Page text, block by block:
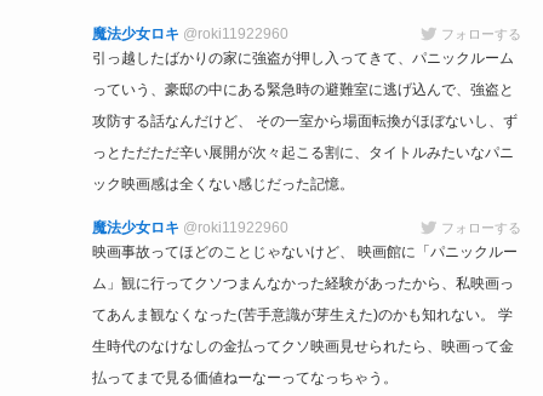
魔法少女ロキ @roki11922960 フォローする
引っ越したばかりの家に強盗が押し入ってきて、パニックルーム
っていう、豪邸の中にある緊急時の避難室に逃げ込んで、強盗と
攻防する話なんだけど、 その一室から場面転換がほぼないし、ず
っとただただ辛い展開が次々起こる割に、タイトルみたいなパニ
ック映画感は全くない感じだった記憶。
魔法少女ロキ @roki11922960 フォローする
映画事故ってほどのことじゃないけど、 映画館に「パニックルー
ム」観に行ってクソつまんなかった経験があったから、私映画っ
てあんま観なくなった(苦手意識が芽生えた)のかも知れない。 学
生時代のなけなしの金払ってクソ映画見せられたら、映画って金
払ってまで見る価値ねーなーってなっちゃう。